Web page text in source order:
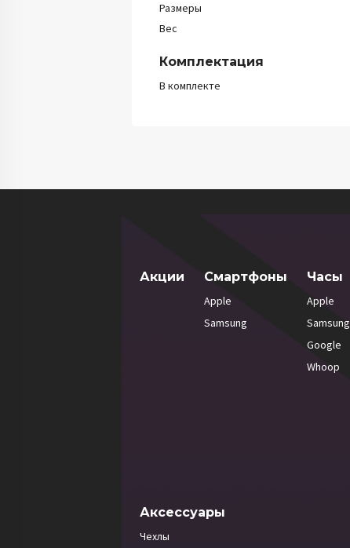
Размеры
Вес
Комплектация
В комплекте
Акции Смартфоны
Apple
Samsung
Часы
Apple
Samsung
Google
Whoop
Аксессуары
Чехлы